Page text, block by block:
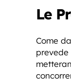
Le
Come
prevede